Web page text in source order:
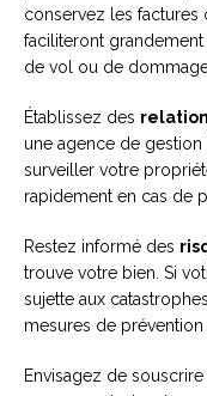
conservez les factures
faciliteront
de vol ou de
Établissez des
une agence de
surveiller votre
rapidement en cas de
Restez informé des
trouve votre bien. Si
sujette aux
mesures de
Envisagez de